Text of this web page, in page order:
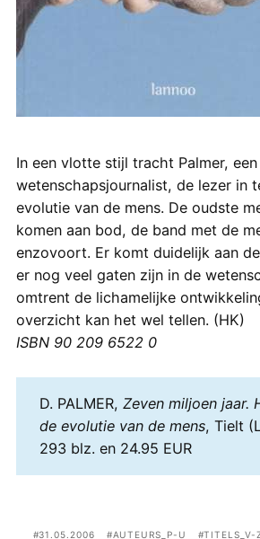
In een vlotte stijl tracht Palmer, een
wetenschapsjournalist, de lezer in
evolutie van de mens. De oudste
komen aan bod, de band met de
enzovoort. Er komt duidelijk aan
er nog veel gaten zijn in de
omtrent de lichamelijke
overzicht kan het wel tellen. (HK)
ISBN 90 209 6522 0
D. PALMER, Zeven miljoen jaar.
de evolutie van de mens, Tielt
293 blz. en 24.95 EUR
31.05.2006 AUTEURS_P-U TITELS_V-